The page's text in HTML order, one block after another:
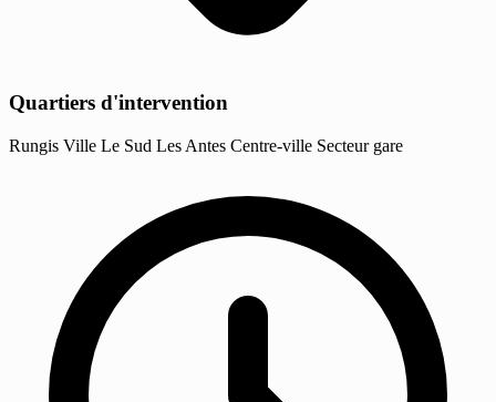
Quartiers d'intervention
Rungis Ville Le Sud Les Antes Centre-ville Secteur gare